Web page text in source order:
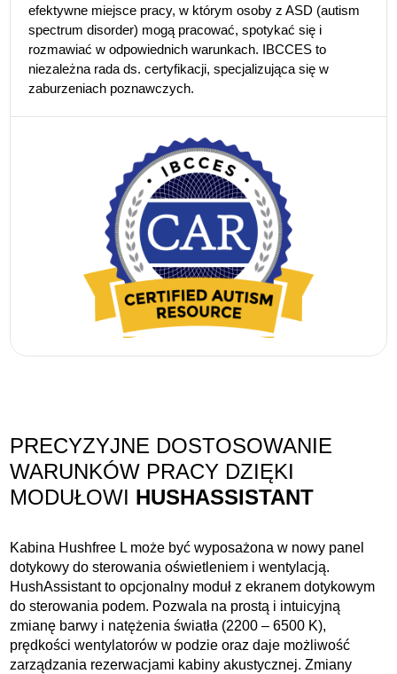
efektywne miejsce pracy, w którym osoby z ASD (autism
spectrum disorder) mogą pracować, spotykać się i
rozmawiać w odpowiednich warunkach. IBCCES to
niezależna rada ds. certyfikacji, specjalizująca się w
zaburzeniach poznawczych.
PRECYZYJNE DOSTOSOWANIE
WARUNKÓW PRACY DZIĘKI
MODUŁOWI HUSHASSISTANT
Kabina Hushfree L może być wyposażona w nowy panel
dotykowy do sterowania oświetleniem i wentylacją.
HushAssistant to opcjonalny moduł z ekranem dotykowym
do sterowania podem. Pozwala na prostą i intuicyjną
zmianę barwy i natężenia światła (2200 – 6500 K),
prędkości wentylatorów w podzie oraz daje możliwość
zarządzania rezerwacjami kabiny akustycznej. Zmiany